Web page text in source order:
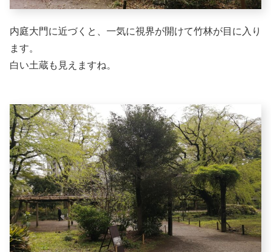
内庭大門に近づくと、一気に視界が開けて竹林が目に入り
ます。
白い土蔵も見えますね。